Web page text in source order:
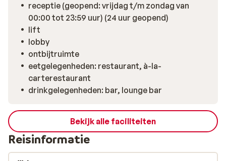
receptie (geopend: vrijdag t/m zondag van
00:00 tot 23:59 uur) (24 uur geopend)
lift
lobby
ontbijtruimte
eetgelegenheden: restaurant, à-la-
carterestaurant
drinkgelegenheden: bar, lounge bar
Bekijk alle faciliteiten
Reisinformatie